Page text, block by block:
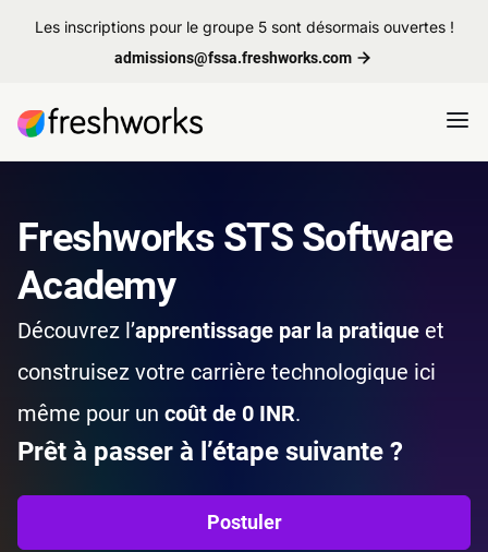
Les inscriptions pour le groupe 5 sont désormais ouvertes !
admissions@fssa.freshworks.com
Freshworks STS Software
Academy
Découvrez l’apprentissage par la pratique et
construisez votre carrière technologique ici
même pour un coût de 0 INR.
Prêt à passer à l’étape suivante ?
Postuler